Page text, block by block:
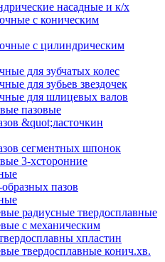
насадные и к/х
с коническим
с цилиндрическим
для зубчатых колес
для зубьев звездочек
для шлицевых валов
пазовые
&quot;ласточкин
сегментных шпонок
3-хсторонние
пазов
радиусные твердосплавные
с механическим
хпластин
твердосплавные конич.хв.